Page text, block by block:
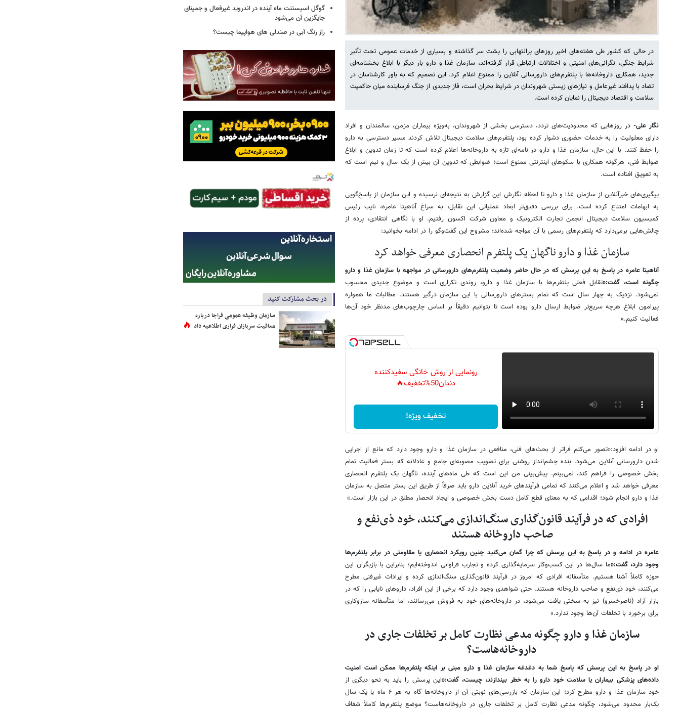
در حالی که کشور طی هفته‌های اخیر روزهای پرالتهابی را پشت سر گذاشته و بسیاری از خدمات عمومی تحت تأثیر
شرایط جنگی، نگرانی‌های امنیتی و اختلالات ارتباطی قرار گرفته‌اند، سازمان غذا و دارو بار دیگر با ابلاغ بخشنامه‌ای
جدید، همکاری داروخانه‌ها با پلتفرم‌های دارورسانی آنلاین را ممنوع اعلام کرد. این تصمیم که به باور کارشناسان در
تضاد با پدافند غیرعامل و نیازهای زیستی شهروندان در شرایط بحران است، فاز جدیدی از جنگ فرساینده میان حاکمیت
سلامت و اقتصاد دیجیتال را نمایان کرده است.
نگار علی- در روزهایی که محدودیت‌های تردد، دسترسی بخشی از شهروندان، به‌ویژه بیماران مزمن، سالمندان و افراد
دارای معلولیت را به خدمات حضوری دشوار کرده بود، پلتفرم‌های سلامت دیجیتال تلاش کردند مسیر دسترسی به دارو
را حفظ کنند. با این حال، سازمان غذا و دارو در نامه‌ای تازه به داروخانه‌ها اعلام کرده است که تا زمان تدوین و ابلاغ
ضوابط فنی، هرگونه همکاری با سکوهای اینترنتی ممنوع است؛ ضوابطی که تدوین آن بیش از یک سال و نیم است که
به تعویق افتاده است.
پیگیری‌های خبرآنلاین از سازمان غذا و دارو تا لحظه نگارش این گزارش به نتیجه‌ای نرسیده و این سازمان از پاسخ‌گویی
به ابهامات امتناع کرده است. برای بررسی دقیق‌تر ابعاد عملیاتی این تقابل، به سراغ آناهیتا عامره، نایب رئیس
کمیسیون سلامت دیجیتال انجمن تجارت الکترونیک و معاون شرکت اکسون رفتیم. او با نگاهی انتقادی، پرده از
چالش‌هایی برمی‌دارد که پلتفرم‌های رسمی با آن مواجه شده‌اند؛ مشروح این گفت‌وگو را در ادامه بخوانید:
سازمان غذا و دارو ناگهان یک پلتفرم انحصاری معرفی خواهد کرد
آناهیتا عامره در پاسخ به این پرسش که در حال حاضر وضعیت پلتفرم‌های دارورسانی در مواجهه با سازمان غذا و دارو
چگونه است، گفت:«تقابل فعلی پلتفرم‌ها با سازمان غذا و دارو، روندی تکراری است و موضوع جدیدی محسوب
نمی‌شود. نزدیک به چهار سال است که تمام بسترهای دارورسانی با این سازمان درگیر هستند. مطالبات ما همواره
پیرامون ابلاغ هرچه سریع‌تر ضوابط ارسال دارو بوده است تا بتوانیم دقیقاً بر اساس چارچوب‌های مدنظر خود آن‌ها
فعالیت کنیم.»
رونمایی از روش خانگی سفیدکننده
دندان50%تخفیف🔥
تخفیف ویژه!
او در ادامه افزود:«تصور می‌کنم فراتر از بحث‌های فنی، منافعی در سازمان غذا و دارو وجود دارد که مانع از اجرایی
شدن دارورسانی آنلاین می‌شود. بنده چشم‌انداز روشنی برای تصویب مصوبه‌ای جامع و عادلانه که بستر فعالیت تمام
بخش خصوصی را فراهم کند، نمی‌بینم. پیش‌بینی من این است که طی ماه‌های آینده، ناگهان یک پلتفرم انحصاری
معرفی خواهد شد و اعلام می‌کنند که تمامی فرآیندهای خرید آنلاین دارو باید صرفاً از طریق این بستر متصل به سازمان
غذا و دارو انجام شود؛ اقدامی که به معنای قطع کامل دست بخش خصوصی و ایجاد انحصار مطلق در این بازار است.»
افرادی که در فرآیند قانون‌گذاری سنگ‌اندازی می‌کنند، خود ذی‌نفع و
صاحب داروخانه هستند
عامره در ادامه و در پاسخ به این پرسش که چرا گمان می‌کنید چنین رویکرد انحصاری یا مقاومتی در برابر پلتفرم‌ها
وجود دارد، گفت:«ما سال‌ها در این کسب‌وکار سرمایه‌گذاری کرده و تجارب فراوانی اندوخته‌ایم؛ بنابراین با بازیگران این
حوزه کاملاً آشنا هستیم. متأسفانه افرادی که امروز در فرآیند قانون‌گذاری سنگ‌اندازی کرده و ایرادات غیرفنی مطرح
می‌کنند، خود ذی‌نفع و صاحب داروخانه هستند. حتی شواهدی وجود دارد که برخی از این افراد، داروهای نایابی را که در
بازار آزاد (ناصرخسرو) نیز به سختی یافت می‌شود، در داروخانه‌های خود به فروش می‌رسانند، اما متأسفانه سازوکاری
برای برخورد با تخلفات آن‌ها وجود ندارد.»
سازمان غذا و دارو چگونه مدعی نظارت کامل بر تخلفات جاری در
داروخانه‌هاست؟
او در پاسخ به این پرسش که پاسخ شما به دغدغه سازمان غذا و دارو مبنی بر اینکه پلتفرم‌ها ممکن است امنیت
داده‌های پزشکی بیماران یا سلامت خود دارو را به خطر بیندازند، چیست، گفت:«این پرسش را باید به نحو دیگری از
خود سازمان غذا و دارو مطرح کرد؛ این سازمان که بازرسی‌های نوبتی آن از داروخانه‌ها گاه به هر ۶ ماه یا یک سال
یک‌بار محدود می‌شود، چگونه مدعی نظارت کامل بر تخلفات جاری در داروخانه‌هاست؟ موضع پلتفرم‌ها کاملاً شفاف
گوگل اسیستنت ماه آینده در اندروید غیرفعال و جمینای
جایگزین آن می‌شود
راز رنگ آبی در صندلی های هواپیما چیست؟
در بحث مشارکت کنید
سازمان وظیفه عمومی فراجا درباره
معافیت سربازان فراری اطلاعیه داد